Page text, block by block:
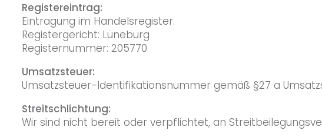
Registereintrag:
Eintragung im Handelsregister.
Registergericht: Lüneburg
Registernummer: 205770
Umsatzsteuer:
Umsatzsteuer-Identifikationsnummer gemäß §27 a
Streitschlichtung:
Wir sind nicht bereit oder verpflichtet, an